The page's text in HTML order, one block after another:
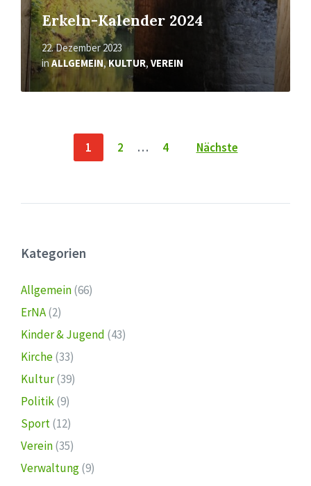
Erkeln-Kalender 2024
22. Dezember 2023
in ALLGEMEIN,KULTUR, VEREIN
Seitennummerierung
Beiträge
1 2 … 4 Nächste
Kategorien
Allgemein(66)
ErNA(2)
Kinder & Jugend (43)
Kirche(33)
Kultur(39)
Politik(9)
Sport(12)
Verein(35)
Verwaltung(9)